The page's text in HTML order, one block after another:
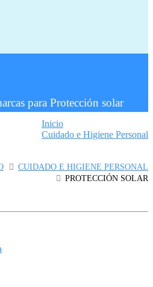
para Protección solar
Inicio
Cuidado e Higiene Personal
CUIDADO E HIGIENE PERSONAL
PROTECCIÓN SOLAR